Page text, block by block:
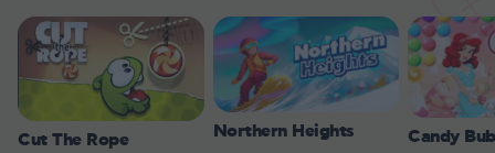
Cut The Rope Northern Heights Candy